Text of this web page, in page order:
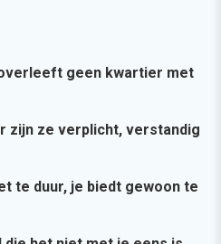
geen kwartier met
zijn ze verplicht, verstandig
te duur, je biedt gewoon te